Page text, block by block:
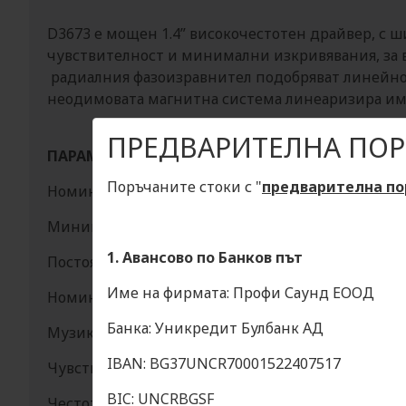
ПРЕДВАРИТЕЛНА
Поръчаните стоки с "предварителна
1. Авансово по Банков път
Име на фирмата: Профи Саунд ЕООД
Банка: Уникредит Булбанк АД
IBAN: BG37UNCR70001522407517
BIC: UNCRBGSF
D3673 е мощен 1.4” високочестотен драйвер,
чувствителност и минимални изкривявания, за
радиалния фазоизравнител подобряват
неодимовата магнитна система линеаризира
ПАРАМЕТРИИзходен диаметър
Номинален импеданс
Минимален импеданс
Постоянно токово съпротивление
Номинална мощност (1-20 kHz)
Музикална мощност (1-20 kHz)
Чувствителност (2-15 kHz)